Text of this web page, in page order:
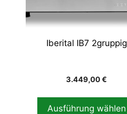
Iberital IB7 2gruppig
3.449,00€
Ausführung wählen
können